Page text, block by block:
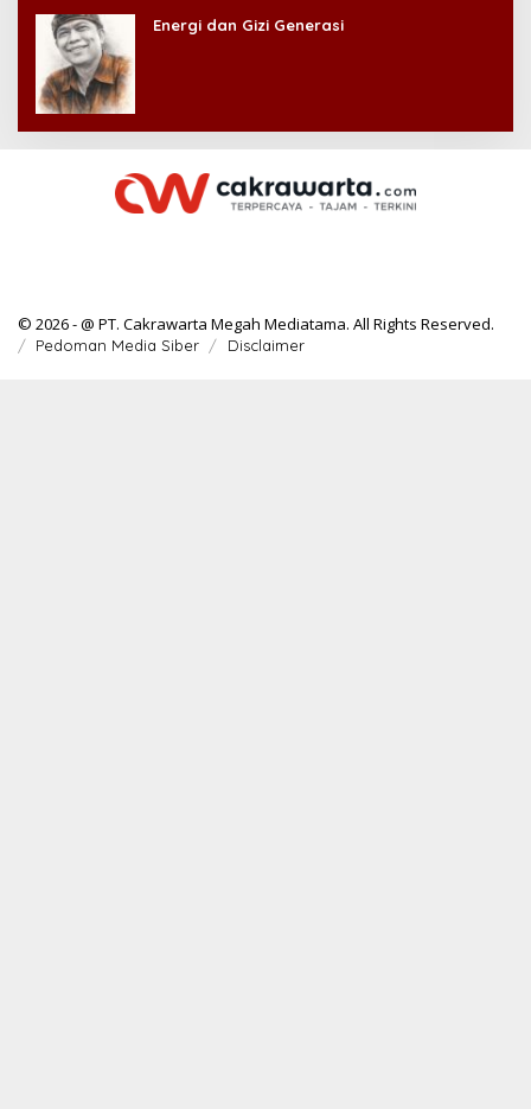
Energi dan Gizi Generasi
© 2026 - @ PT. Cakrawarta Megah Mediatama. All Rights Reserved.
Pedoman Media Siber Disclaimer